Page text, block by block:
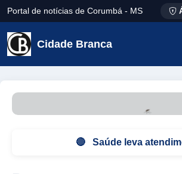
Portal de notícias de Corumbá - MS
Cidade Branca
🔴 Saúde leva atendimento